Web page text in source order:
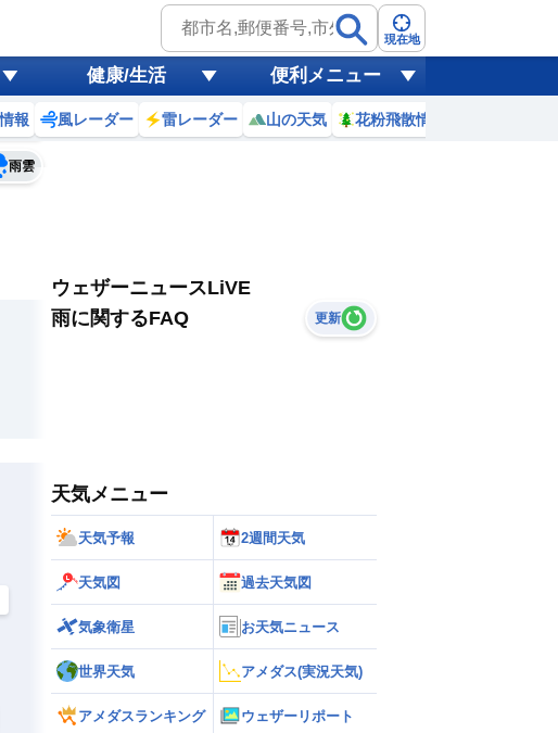
現在地
健康/生活 便利メニュー
報 風レーダー 雷レーダー 山の天気 花粉飛散情報
雨雲
ント
ウェザーニュースLiVE
雨に関するFAQ
更新
天気メニュー
天気予報 2週間天気
天気図 過去天気図
気象衛星 お天気ニュース
世界天気 アメダス(実況天気)
アメダスランキング ウェザーリポート